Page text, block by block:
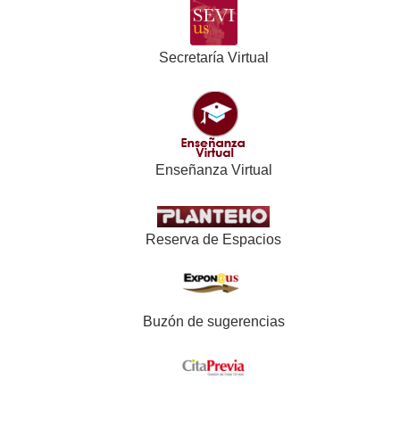
Secretaría Virtual
Enseñanza Virtual
Reserva de Espacios
Buzón de sugerencias